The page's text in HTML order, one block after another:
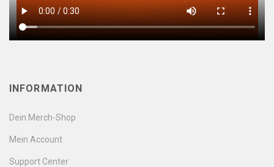
INFORMATION
Dein Merch-Shop
Mein Account
Support Center